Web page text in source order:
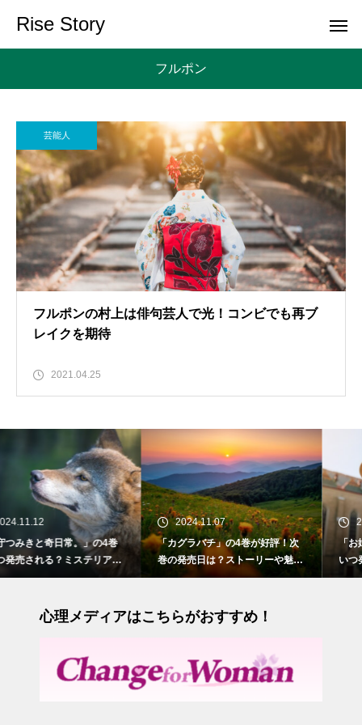
Rise Story
フルポン
芸能人
フルポンの村上は俳句芸人で光！コンビでも再ブ
レイクを期待
2021.04.25
の4巻
アス
2024.11.07
「カグラバチ」の4巻が好評！次
巻の発売日は？ストーリーや魅力
も紹介
2024.10.28
「お姉ちゃんの翠くん」
いつ発売される？苦手だ
との切ない初恋
心理メディアはこちらがおすすめ！